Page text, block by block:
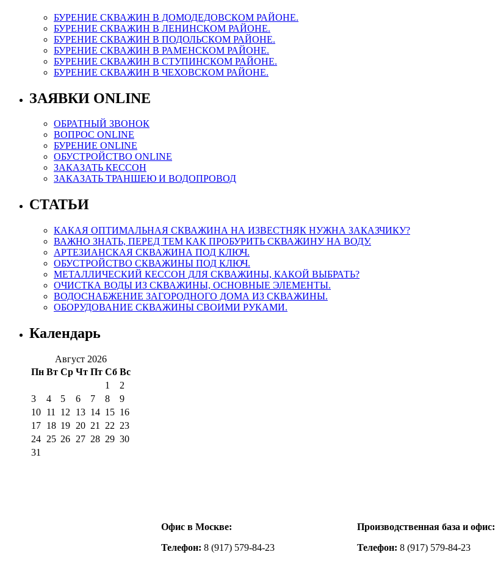
БУРЕНИЕ СКВАЖИН В ДОМОДЕДОВСКОМ РАЙОНЕ.
БУРЕНИЕ СКВАЖИН В ЛЕНИНСКОМ РАЙОНЕ.
БУРЕНИЕ СКВАЖИН В ПОДОЛЬСКОМ РАЙОНЕ.
БУРЕНИЕ СКВАЖИН В РАМЕНСКОМ РАЙОНЕ.
БУРЕНИЕ СКВАЖИН В СТУПИНСКОМ РАЙОНЕ.
БУРЕНИЕ СКВАЖИН В ЧЕХОВСКОМ РАЙОНЕ.
ЗАЯВКИ ONLINE
ОБРАТНЫЙ ЗВОНОК
ВОПРОС ONLINE
БУРЕНИЕ ONLINE
ОБУСТРОЙСТВО ONLINE
ЗАКАЗАТЬ КЕССОН
ЗАКАЗАТЬ ТРАНШЕЮ И ВОДОПРОВОД
СТАТЬИ
КАКАЯ ОПТИМАЛЬНАЯ СКВАЖИНА НА ИЗВЕСТНЯК НУЖНА ЗАКАЗЧИКУ?
ВАЖНО ЗНАТЬ, ПЕРЕД ТЕМ КАК ПРОБУРИТЬ СКВАЖИНУ НА ВОДУ.
АРТЕЗИАНСКАЯ СКВАЖИНА ПОД КЛЮЧ.
ОБУСТРОЙСТВО СКВАЖИНЫ ПОД КЛЮЧ.
МЕТАЛЛИЧЕСКИЙ КЕССОН ДЛЯ СКВАЖИНЫ, КАКОЙ ВЫБРАТЬ?
ОЧИСТКА ВОДЫ ИЗ СКВАЖИНЫ, ОСНОВНЫЕ ЭЛЕМЕНТЫ.
ВОДОСНАБЖЕНИЕ ЗАГОРОДНОГО ДОМА ИЗ СКВАЖИНЫ.
ОБОРУДОВАНИЕ СКВАЖИНЫ СВОИМИ РУКАМИ.
Календарь
Август 2026
Пн Вт Ср Чт Пт Сб Вс
1
2
3
4 5 6 7 8
9
10 11 12 13 14 15 16
17 18 19 20 21 22 23
24 25 26 27 28 29 30
31
Офис в Москве:
Телефон: 8 (917) 579-84-23
Производственная база и офис:
Телефон: 8 (917) 579-84-23